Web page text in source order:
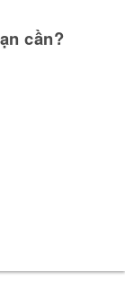
cần?